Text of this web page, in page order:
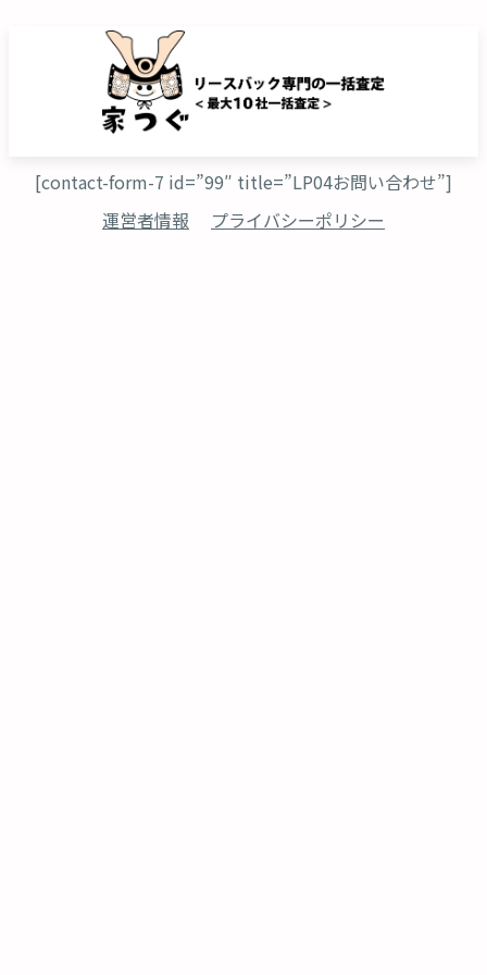
[contact-form-7 id=”99″ title=”LP04お問い合わせ”]
運営者情報
プライバシーポリシー